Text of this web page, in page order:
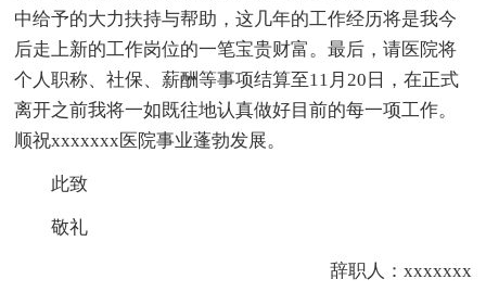
中给予的大力扶持与帮助，这几年的工作经历将是我今
后走上新的工作岗位的一笔宝贵财富。最后，请医院将
个人职称、社保、薪酬等事项结算至11月20日，在正式
离开之前我将一如既往地认真做好目前的每一项工作。
顺祝xxxxxxx医院事业蓬勃发展。
此致
敬礼
辞职人：xxxxxxx